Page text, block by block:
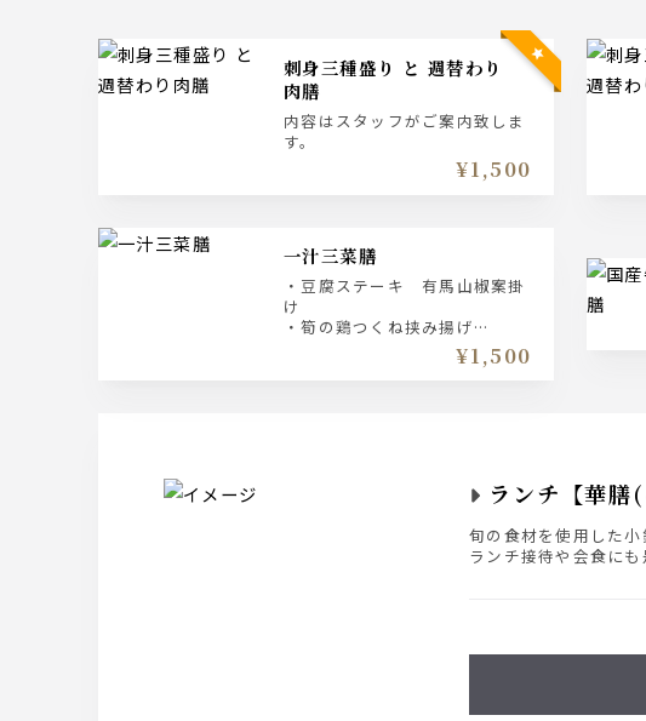
刺身三種盛り と 週替わり
肉膳
内容はスタッフがご案内致しま
す。
¥1,500
一汁三菜膳
・豆腐ステーキ 有馬山椒案掛
け
・筍の鶏つくね挟み揚げ
・ローストビーフサラダ¥1,500
ランチ【華膳
旬の食材を使用した
ランチ接待や会食にも